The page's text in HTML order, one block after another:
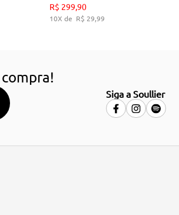
ADICIONAR AO CARRINHO
R$ 299,90
10 R$ 29,99
Siga a Soullier